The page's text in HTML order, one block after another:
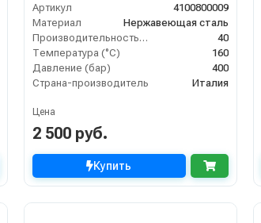
Артикул
4100800009
Материал
Нержавеющая сталь
Производительность (л/мин)
40
Температура (°C)
160
Давление (бар)
400
Страна-производитель
Италия
Цена
2 500 руб.
Купить